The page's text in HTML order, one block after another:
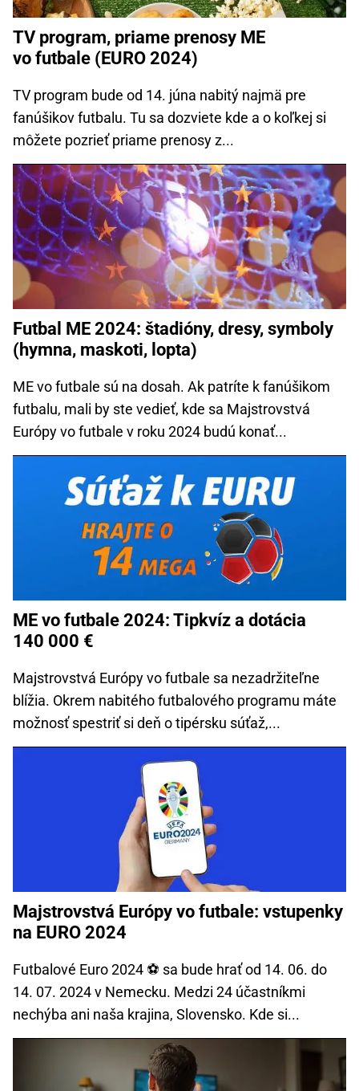
TV program, priame prenosy ME
vo futbale (EURO 2024)
TV program bude od 14. júna nabitý najmä pre
fanúšikov futbalu. Tu sa dozviete kde a o koľkej si
môžete pozrieť priame prenosy z...
Futbal ME 2024: štadióny, dresy, symboly
(hymna, maskoti, lopta)
ME vo futbale sú na dosah. Ak patríte k fanúšikom
futbalu, mali by ste vedieť, kde sa Majstrovstvá
Európy vo futbale v roku 2024 budú konať...
ME vo futbale 2024: Tipkvíz a dotácia
140 000 €
Majstrovstvá Európy vo futbale sa nezadržiteľne
blížia. Okrem nabitého futbalového programu máte
možnosť spestriť si deň o tipérsku súťaž,...
Majstrovstvá Európy vo futbale: vstupenky
na EURO 2024
Futbalové Euro 2024 ⚽ sa bude hrať od 14. 06. do
14. 07. 2024 v Nemecku. Medzi 24 účastníkmi
nechýba ani naša krajina, Slovensko. Kde si...